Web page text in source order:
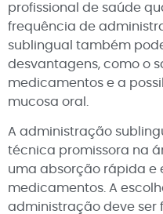
profissional de saúde
frequência de
sublingual também
desvantagens, como o
medicamentos e a
mucosa oral.
A administração
técnica promissora na
uma absorção rápida e
medicamentos. A
administração deve ser